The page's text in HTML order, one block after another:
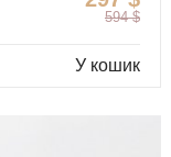
594 $
У кошик